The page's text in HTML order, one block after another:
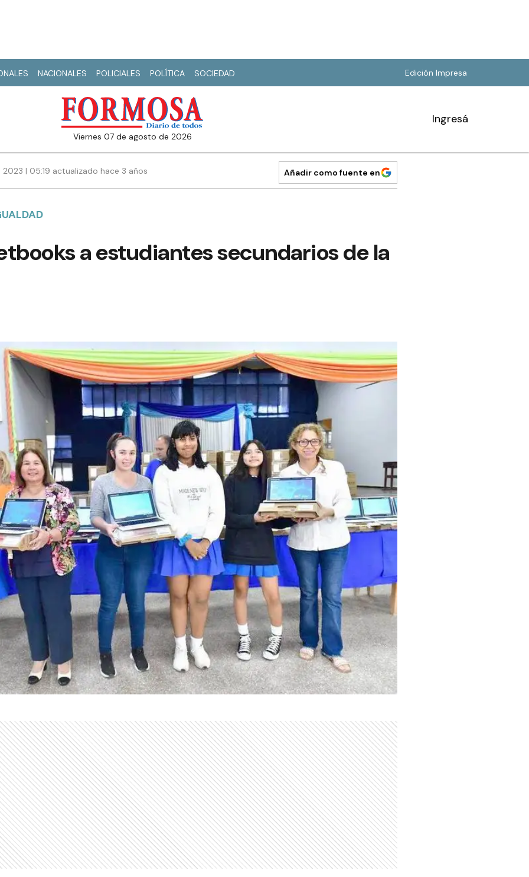
NACIONALES POLICIALES POLÍTICA SOCIEDAD Edición Impresa
viernes 07 de agosto de 2026
Ingresá
| 05:19 actualizado hace 3 años Añadir como fuente en
a estudiantes secundarios de la